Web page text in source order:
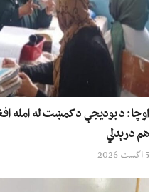
اوچا: د بودیجې د کمښت له امله
هم درېدلي
5 اگست 2026